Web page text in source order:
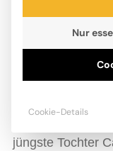
Jost Hinrich,
erwachsenen
jüngste Tochter
Nur
Cookie-Details